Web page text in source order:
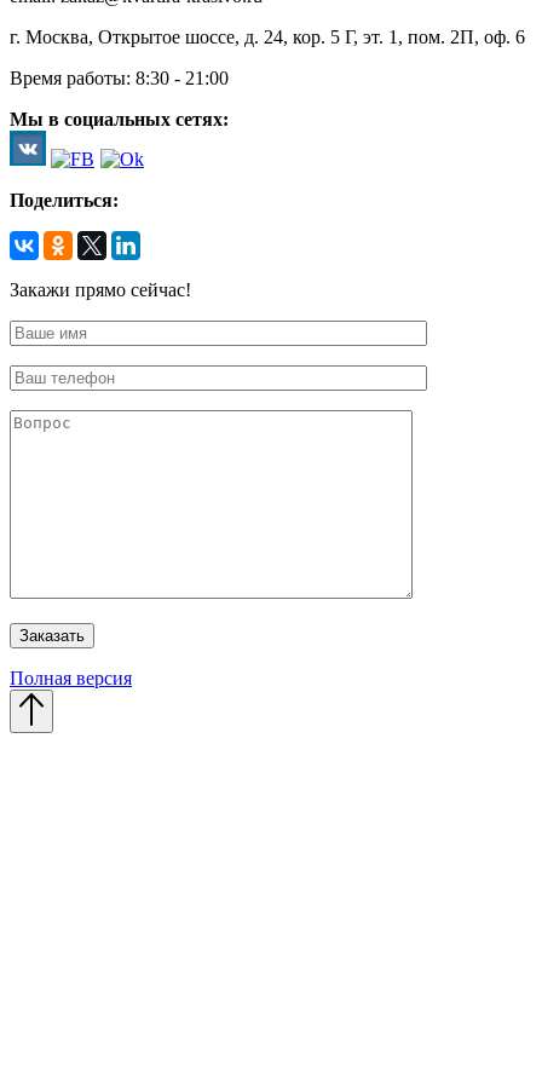
г. Москва, Открытое шоссе, д. 24, кор. 5 Г, эт. 1, пом. 2П, оф. 6
Время работы: 8:30 - 21:00
Мы в социальных сетях:
Поделиться:
Закажи прямо сейчас!
Полная версия